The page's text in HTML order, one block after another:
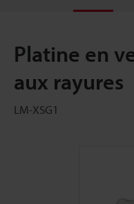
Platine en
aux rayures
LM-XSG1